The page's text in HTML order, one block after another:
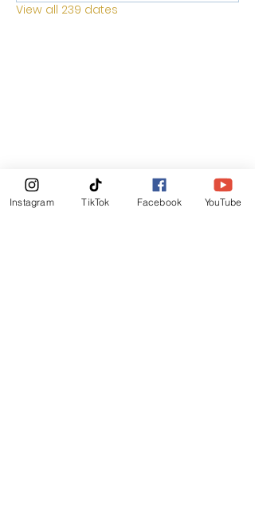
View all 239 dates
News Letter
Instagram TikTok Facebook YouTube